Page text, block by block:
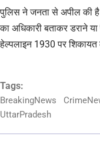
पुलिस ने जनता से अपील की है
का अधिकारी बताकर डराने
हेल्पलाइन 1930 पर
Tags:
BreakingNews
UttarPradesh